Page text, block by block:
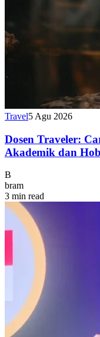
Travel5 Agu 2026
Dosen Traveler:
Akademik dan
B
bram
3 min read